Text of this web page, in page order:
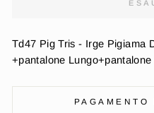
Td47 Pig Tris - Irge Pigiama
+pantalone